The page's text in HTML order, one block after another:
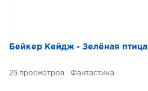
Бейкер Кейдж - Зелёная птица
25 Фантастика